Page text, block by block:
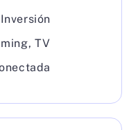
Inversión
, TV